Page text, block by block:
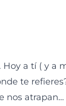
a tí ( y a
te
nos atrapan…